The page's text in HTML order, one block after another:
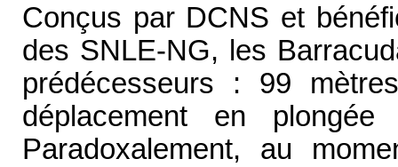
Conçus par DCNS et
des SNLE-NG, les
prédécesseurs : 99
déplacement en
Paradoxalement, au